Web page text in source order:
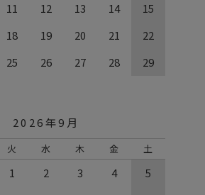
11 12 13 14
15
18 19 20 21
22
25 26 27 28
29
2026年9月
火 水 木 金 土
1 2 3 4
5